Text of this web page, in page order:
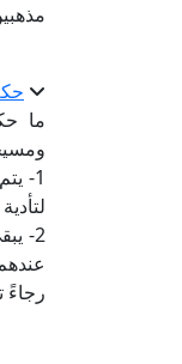
ما
1-
لتأدية
2-
رجاءً